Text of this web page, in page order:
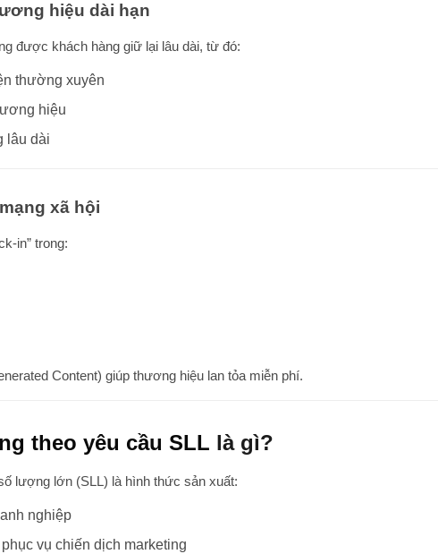
hiệu dài hạn
được khách hàng giữ lại lâu dài, từ đó:
thường xuyên
hiệu
lâu dài
xã hội
in” trong:
Content) giúp thương hiệu lan tỏa miễn phí.
theo yêu cầu SLL là gì?
lượng lớn (SLL) là hình thức sản xuất:
nghiệp
vụ chiến dịch marketing